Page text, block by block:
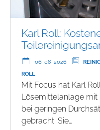
Karl Roll:
06-08-2026
ROLL
Mit Focus hat Karl
Lösemittelanlage mit
bei geringen
gebracht. Sie…